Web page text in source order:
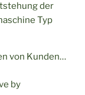
der
Typ
von Kunden…
by